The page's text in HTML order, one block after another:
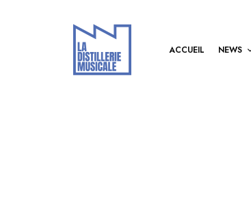
ACCUEIL NEWS